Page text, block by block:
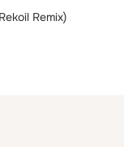
Remix)